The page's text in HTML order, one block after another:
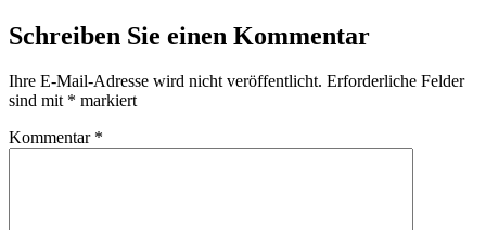
Schreiben Sie einen Kommentar
Ihre E-Mail-Adresse wird nicht veröffentlicht. Erforderliche Felder
sind mit * markiert
Kommentar *